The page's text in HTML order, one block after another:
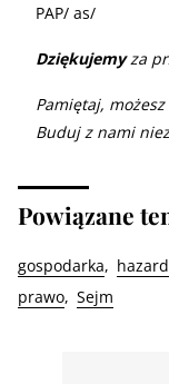
PAP/ as/
Dziękujemyza
Pamiętaj,
Buduj z nami
Powiązane
gospodarka hazard
prawo Sejm